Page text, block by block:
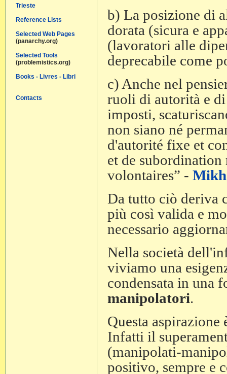
Trieste
Reference Lists
Selected Web Pages
(panarchy.org)
Selected Tools
(problemistics.org)
Books - Livres - Libri
Contacts
b) La posizione di
dorata (sicura e
(lavoratori alle
deprecabile come
c) Anche nel
ruoli di autorità e
imposti,
non siano né
d'autorité fixe et
et de subordination
volontaires” -
Da tutto ciò deriva
più così valida e
necessario
Nella società
viviamo una
condensata in una
manipolatori.
Questa
Infatti il
(manipolati-
positivo, sempre e